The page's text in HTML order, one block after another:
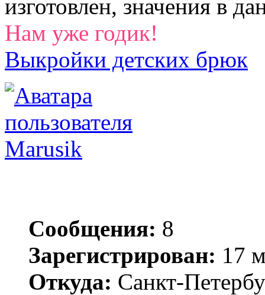
изготовлен, значения в
Нам уже годик!
Выкройки детских брюк
Marusik
Сообщения: 8
Зарегистрирован: 17
Откуда: Санкт-